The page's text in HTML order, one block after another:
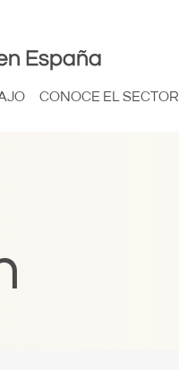
España
CONOCE EL SECTOR